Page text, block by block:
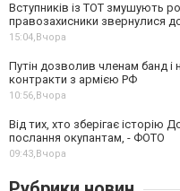
Вступників із ТОТ змушують
правозахисники звернулися
15:04,Вчора
Путін дозволив членам банд і
контракти з армією РФ
10:56,Вчора
Від тих, хто зберігає історію
послання окупантам, - ФОТО
09:43,Вчора